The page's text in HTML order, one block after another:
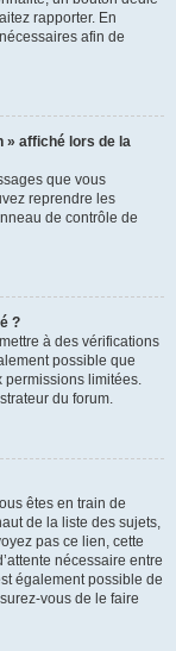
rapporter. En
afin de
» affiché lors de la
que vous
reprendre les
de contrôle de
?
à des vérifications
possible que
permissions limitées.
du forum.
êtes en train de
de la liste des sujets,
pas ce lien, cette
nécessaire entre
également possible de
vous de le faire